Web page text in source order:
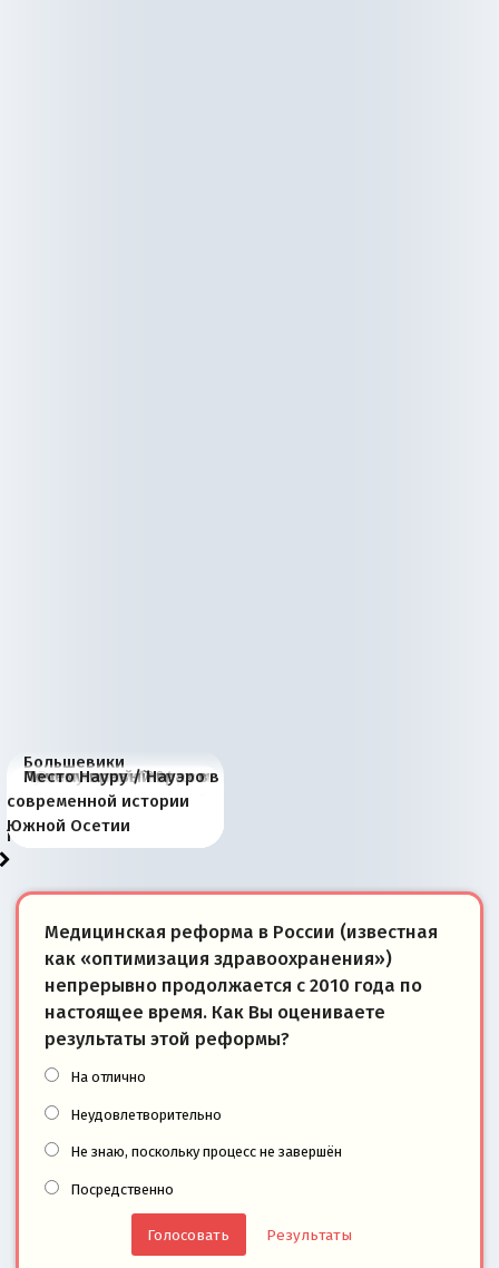
Большевики
отличаются от «Яблока»
тем, что они -
победители
Киевская марионетка
Запада рассказала о
«переобувании» хозяев
В России назрели
перемены: 15 шагов к
суверенной экономике
Миграционный пожар
Европы
Россия начинает
сбрасывать балласт
Анкориджа
Россия зимой 1904
года: первые уступки во
внутренней политике
Русская нация вчера и
сегодня
Почему правый крах в
Варшаве не поможет её
отношениям с Россией?
Место Науру / Науэро в
современной истории
Южной Осетии
Медицинская реформа в России (известная
как «оптимизация здравоохранения»)
непрерывно продолжается с 2010 года по
настоящее время. Как Вы оцениваете
результаты этой реформы?
На отлично
Неудовлетворительно
Не знаю, поскольку процесс не завершён
Посредственно
Результаты